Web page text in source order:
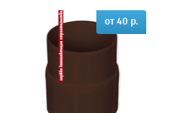
от 40 р.